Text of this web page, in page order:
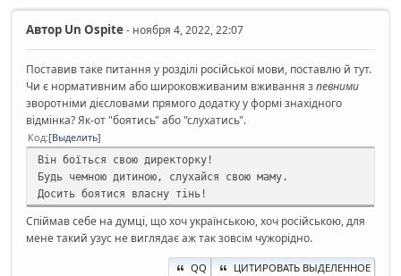
Автор Un Ospite- ноября 4, 2022, 22:07
Поставив таке питання у розділі російської мови, поставлю й тут.
Чи є нормативним або широковживаним вживання зпевними
зворотніми дієсловами прямого додатку у формі знахідного
відмінка? Як-от "боятись" або "слухатись".
Код Выделить
Він боїться свою директорку!
Будь чемною дитиною, слухайся свою маму.
Досить боятися власну тінь!
Спіймав себе на думці, що хоч українською, хоч російською, для
мене такий узус не виглядає аж так зовсім чужорідно.
QQ ЦИТИРОВАТЬ ВЫДЕЛЕННОЕ